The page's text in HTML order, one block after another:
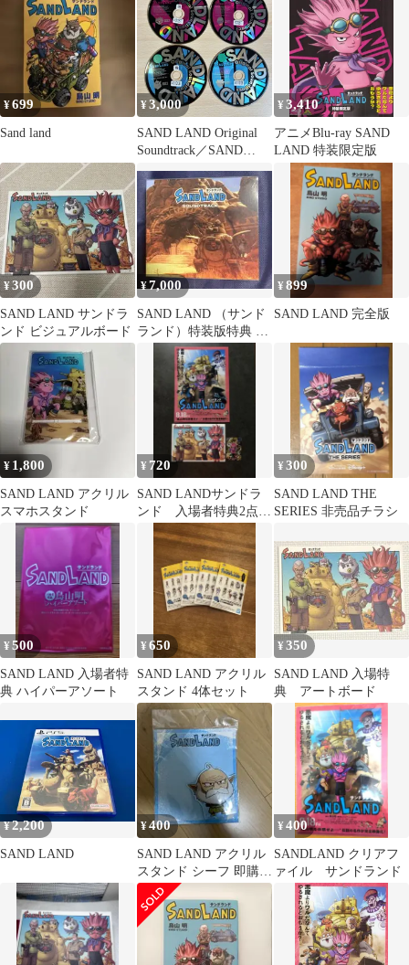
¥699
Sand land
¥3,000
SAND LAND Original
Soundtrack／SAND
LAND／4枚組
¥3,410
アニメBlu-ray SAND
LAND 特装限定版
¥300
SAND LAND サンドラ
ンド ビジュアルボード
¥7,000
SAND LAND （サンド
ランド）特装版特典 サ
ウンドトラックCD
¥899
SAND LAND 完全版
¥ 1,800
SAND LAND アクリル
スマホスタンド
¥ 720
SAND LANDサンドラ
ンド 入場者特典2点・
クリアファイルセット
¥300
SAND LAND THE
SERIES 非売品チラシ
¥500
SAND LAND 入場者特
典 ハイパーアソート
¥650
SAND LAND アクリル
スタンド 4体セット
¥350
SAND LAND 入場特
典 アートボード
¥2,200
SAND LAND
¥400
SAND LAND アクリル
スタンド シーフ 即購入
可
¥400
SANDLAND クリアフ
ァイル サンドランド